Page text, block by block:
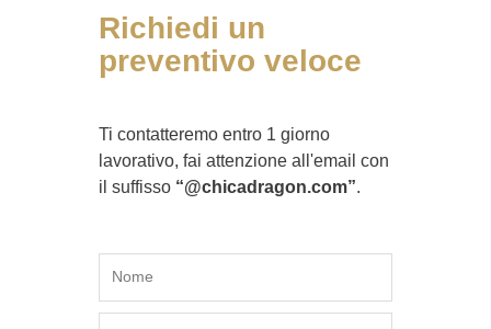
Richiedi un
preventivo veloce
Ti contatteremo entro 1 giorno
lavorativo, fai attenzione all'email con
il suffisso “@chicadragon.com”.